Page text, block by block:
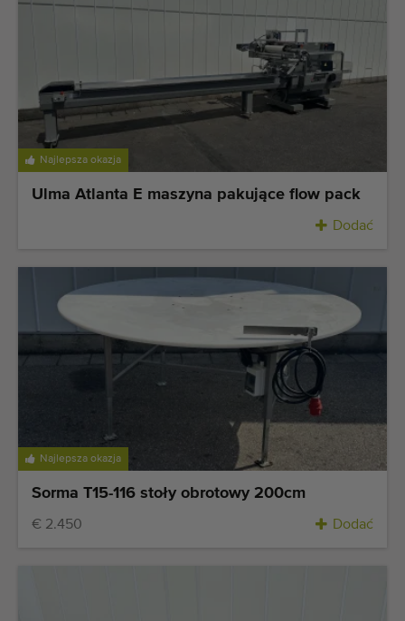
Najlepsza okazja
Ulma Atlanta E maszyna pakujące flow pack
Dodać
Najlepsza okazja
Sorma T15-116 stoły obrotowy 200cm
€ 2.450 Dodać